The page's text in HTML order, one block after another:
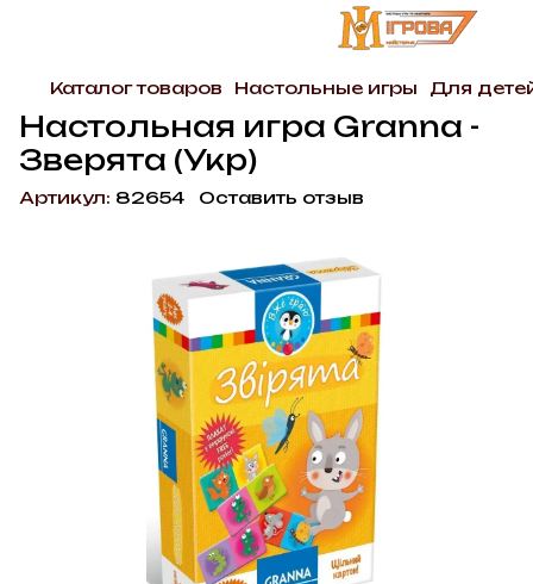
Каталог товаров Настольные игры Для
Настольная игра Granna -
Зверята (Укр)
Артикул: 82654 Оставить отзыв